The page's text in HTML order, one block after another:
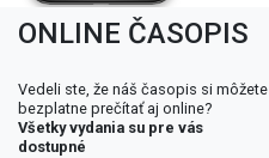
ONLINE ČASOPIS
Vedeli ste, že náš časopis si môžete
bezplatne prečítať aj online?
Všetky vydania su pre vás
dostupné